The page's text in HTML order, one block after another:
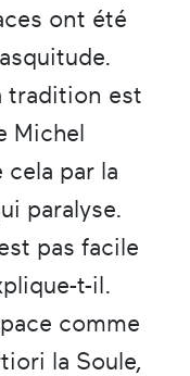
ont été
tradition est
Michel
par la
paralyse.
pas facile
t-il.
comme
la Soule,